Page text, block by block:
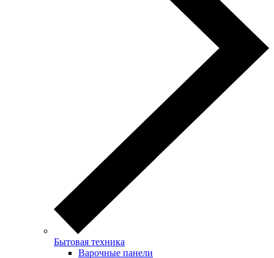
Бытовая техника
Варочные панели